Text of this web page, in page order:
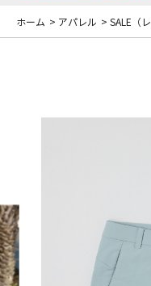
ホーム > アパレル > SALE（